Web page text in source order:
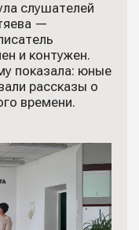
слушателей
—
и контужен.
показала: юные
рассказы о
времени.